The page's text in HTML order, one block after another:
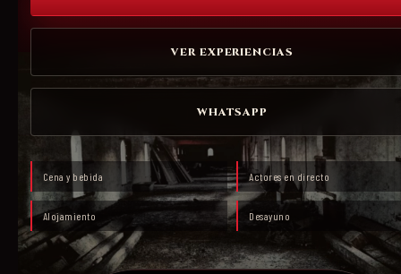
VER EXPERIENCIAS
WHATSAPP
Cena y bebida Actores en directo
Alojamiento Desayuno